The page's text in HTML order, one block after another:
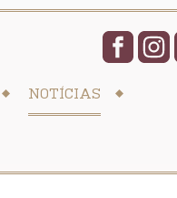
NOTÍCIAS